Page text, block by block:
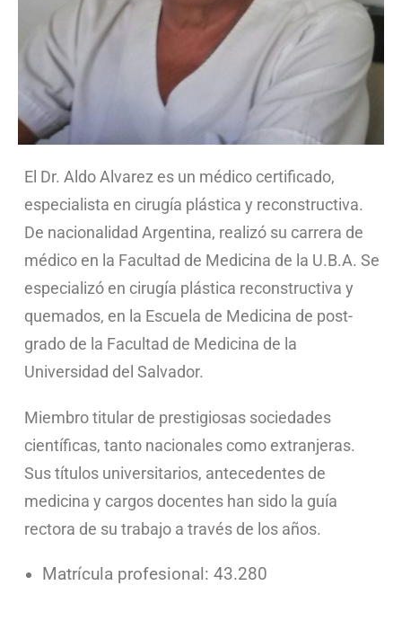
El Dr. Aldo Alvarez es un médico certificado,
especialista en cirugía plástica y reconstructiva.
De nacionalidad Argentina, realizó su carrera de
médico en la Facultad de Medicina de la U.B.A. Se
especializó en cirugía plástica reconstructiva y
quemados, en la Escuela de Medicina de post-
grado de la Facultad de Medicina de la
Universidad del Salvador.
Miembro titular de prestigiosas sociedades
científicas, tanto nacionales como extranjeras.
Sus títulos universitarios, antecedentes de
medicina y cargos docentes han sido la guía
rectora de su trabajo a través de los años.
Matrícula profesional: 43.280